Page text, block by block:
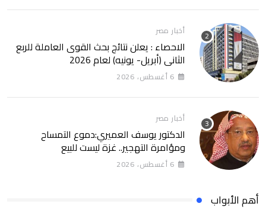
أخبار مصر
الاحصاء : يعلن نتائج بحث القوى العاملة للربع
الثانى (أبريل- يونيه) لعام 2026
6 أغسطس، 2026
أخبار مصر
الدكتور يوسف العميري:دموع التمساح
ومؤامرة التهجير.. غزة ليست للبيع
6 أغسطس، 2026
أهم الأبواب